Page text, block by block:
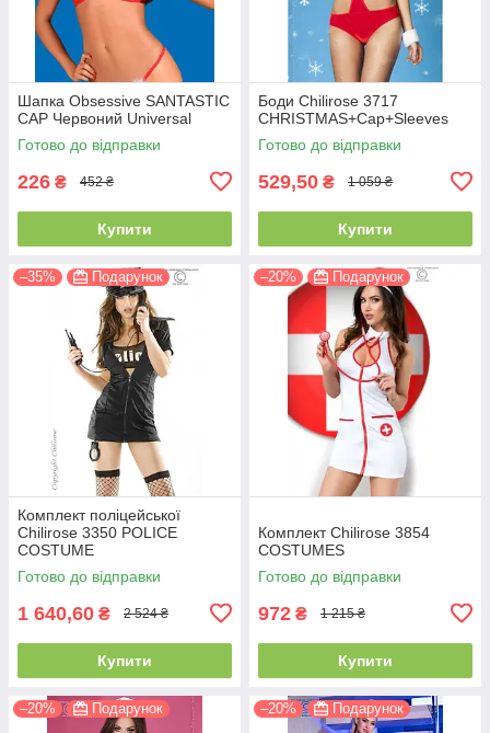
Шапка Obsessive SANTASTIC
CAP Червоний Universal
Готово до відправки
226 ₴ 452 ₴
Купити
Боди Chilirose 3717
CHRISTMAS+Cap+Sleeves
Готово до відправки
529,50 ₴ 1 059 ₴
Купити
–35% Подарунок
Комплект поліцейської
Chilirose 3350 POLICE
COSTUME
Готово до відправки
1 640,60 ₴ 2 524 ₴
Купити
–20% Подарунок
Комплект Chilirose 3854
COSTUMES
Готово до відправки
972 ₴ 1 215 ₴
Купити
–20% Подарунок –20% Подарунок